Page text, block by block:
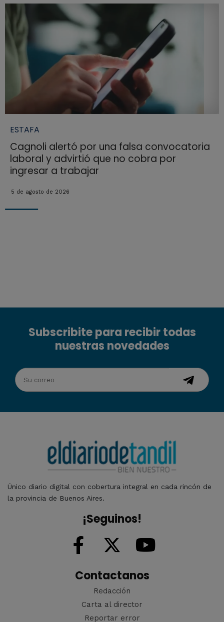
ESTAFA
Cagnoli alertó por una falsa convocatoria
laboral y advirtió que no cobra por
ingresar a trabajar
5 de agosto de 2026
Subscribite para recibir todas
nuestras novedades
Único diario digital con cobertura integral en cada rincón de
la provincia de Buenos Aires.
¡Seguinos!
Contactanos
Redacción
Carta al director
Reportar error